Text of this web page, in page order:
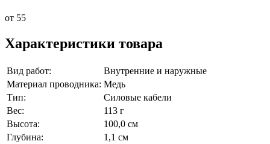
от 55
Характеристики товара
Вид работ:
Внутренние и наружные
Материал проводника: Медь
Тип:
Силовые кабели
Вес:
113 г
Высота:
100,0 см
Глубина:
1,1 см